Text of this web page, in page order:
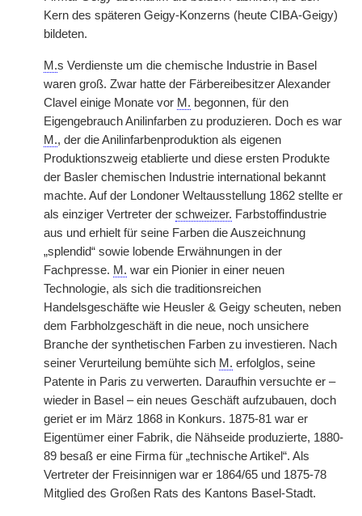
Kern des späteren Geigy-Konzerns (heute CIBA-Geigy)
bildeten.
M.s Verdienste um die chemische Industrie in Basel
waren groß. Zwar hatte der Färbereibesitzer Alexander
Clavel einige Monate vor M. begonnen, für den
Eigengebrauch Anilinfarben zu produzieren. Doch es war
M., der die Anilinfarbenproduktion als eigenen
Produktionszweig etablierte und diese ersten Produkte
der Basler chemischen Industrie international bekannt
machte. Auf der Londoner Weltausstellung 1862 stellte er
als einziger Vertreter der schweizer. Farbstoffindustrie
aus und erhielt für seine Farben die Auszeichnung
„splendid“ sowie lobende Erwähnungen in der
Fachpresse. M. war ein Pionier in einer neuen
Technologie, als sich die traditionsreichen
Handelsgeschäfte wie Heusler & Geigy scheuten, neben
dem Farbholzgeschäft in die neue, noch unsichere
Branche der synthetischen Farben zu investieren. Nach
seiner Verurteilung bemühte sich M. erfolglos, seine
Patente in Paris zu verwerten. Daraufhin versuchte er –
wieder in Basel – ein neues Geschäft aufzubauen, doch
geriet er im März 1868 in Konkurs. 1875-81 war er
Eigentümer einer Fabrik, die Nähseide produzierte, 1880-
89 besaß er eine Firma für „technische Artikel“. Als
Vertreter der Freisinnigen war er 1864/65 und 1875-78
Mitglied des Großen Rats des Kantons Basel-Stadt.